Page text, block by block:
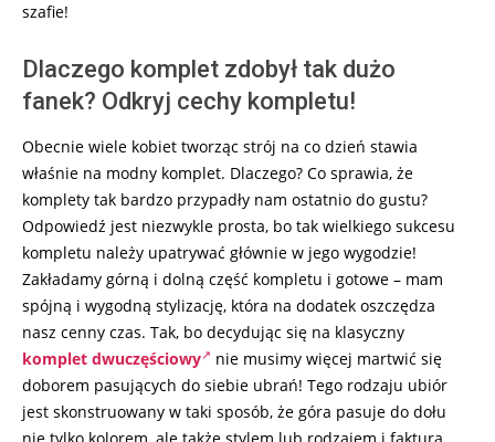
szafie!
Dlaczego komplet zdobył tak dużo
fanek? Odkryj cechy kompletu!
Obecnie wiele kobiet tworząc strój na co dzień stawia
właśnie na modny komplet. Dlaczego? Co sprawia, że
komplety tak bardzo przypadły nam ostatnio do gustu?
Odpowiedź jest niezwykle prosta, bo tak wielkiego sukcesu
kompletu należy upatrywać głównie w jego wygodzie!
Zakładamy górną i dolną część kompletu i gotowe – mam
spójną i wygodną stylizację, która na dodatek oszczędza
nasz cenny czas. Tak, bo decydując się na klasyczny
komplet dwuczęściowy
nie musimy więcej martwić się
doborem pasujących do siebie ubrań! Tego rodzaju ubiór
jest skonstruowany w taki sposób, że góra pasuje do dołu